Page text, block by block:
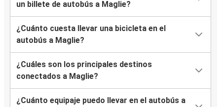
un billete de autobús a Maglie?
¿Cuánto cuesta llevar una bicicleta en el
autobús a Maglie?
¿Cuáles son los principales destinos
conectados a Maglie?
¿Cuánto equipaje puedo llevar en el autobús a